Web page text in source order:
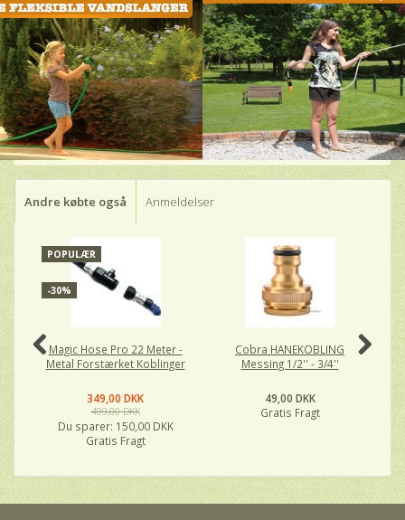
Andre købte også Anmeldelser
POPULÆR
-30%
Magic Hose Pro 22 Meter -
Metal Forstærket Koblinger
349,00 DKK
499,00 DKK
Du sparer: 150,00 DKK
Gratis Fragt
Cobra HANEKOBLING
Messing 1/2'' - 3/4''
49,00 DKK
Gratis Fragt